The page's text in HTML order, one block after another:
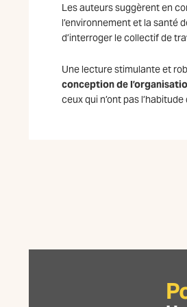
Les auteurs suggèrent en
l’environnement et la santé
d’interroger le collectif de
Une lecture stimulante et
conception de
ceux qui n’ont pas